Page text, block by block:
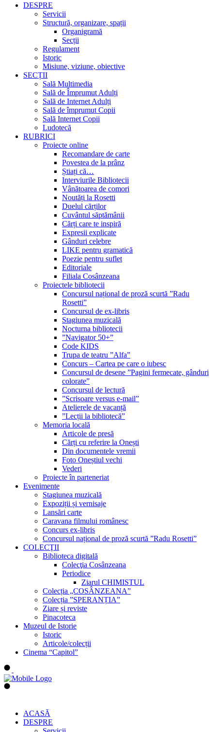
DESPRE
Servicii
Structură, organizare, spații
Organigramă
Secții
Regulament
Istoric
Misiune, viziune, obiective
SECȚII
Sală Multimedia
Sală de Împrumut Adulți
Sală de Internet Adulți
Sală de împrumut Copii
Sală Internet Copii
Ludotecă
RUBRICI
Proiecte online
Recomandare de carte
Povestea de la prânz
Știați că…
Interviurile Bibliotecii
Vânătoarea de comori
Noutăți la Rosetti
Duelul cărților
Cuvântul săptămânii
Cărți care te inspiră
Expresii explicate
Gânduri celebre
LIKE pentru gramatică
Poezie pentru suflet
Editoriale
Filiala Cosânzeana
Proiectele bibliotecii
Concursul național de proză scurtă ”Radu
Rosetti”
Concursul de ex-libris
Stagiunea muzicală
Nocturna bibliotecii
”Navigator 50+”
Code KIDS
Trupa de teatru ”Alfa”
Concurs – Cartea pe care o iubesc
Concursul de desene ”Pagini fermecate, gânduri
colorate”
Concursul de lectură
”Scrisoare versus e-mail”
Atelierele de vacanță
”Lecții la bibliotecă”
Memoria locală
Articole de presă
Cărți cu referire la Onești
Din documentele vremii
Foto Oneștiul vechi
Vederi
Proiecte în parteneriat
Evenimente
Stagiunea muzicală
Expoziții și vernisaje
Lansări carte
Caravana filmului românesc
Concurs ex-libris
Concursul național de proză scurtă ”Radu Rosetti”
COLECŢII
Biblioteca digitală
Colecţia Cosânzeana
Periodice
Ziarul CHIMISTUL
Colecția „COSÂNZEANA”
Colecția ”SPERANȚIA”
Ziare și reviste
Pinacoteca
Muzeul de Istorie
Istoric
Articole/colecții
Cinema “Capitol”
ACASĂ
DESPRE